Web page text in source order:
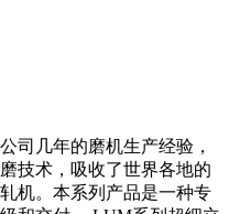
司几年的磨机生产经验，
技术，吸收了世界各地的
机。本系列产品是一种专